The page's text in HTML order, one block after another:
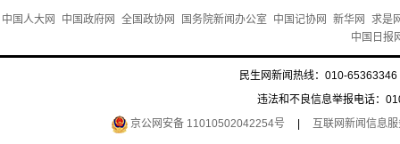
中国人大网 中国政府网 全国政协网 国务院新闻办公室 中国记协网 新华网
求是
中国日报
民生网新闻热线：010-
违法和不良信息举报电话：
京公网安备 11010502042254号
互联网新闻信息